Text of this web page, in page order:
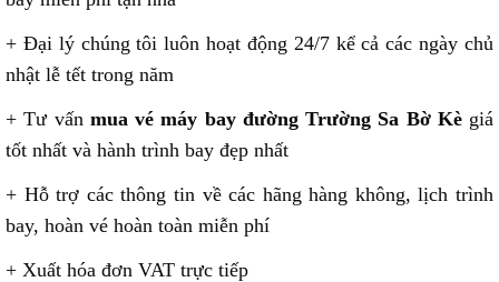
+ Đại lý chúng tôi luôn hoạt động 24/7 kể cả các ngày chủ
nhật lễ tết trong năm
+ Tư vấn mua vé máy bay đường Trường Sa Bờ Kègiá
tốt nhất và hành trình bay đẹp nhất
+ Hỗ trợ các thông tin về các hãng hàng không, lịch trình
bay, hoàn vé hoàn toàn miễn phí
+ Xuất hóa đơn VAT trực tiếp